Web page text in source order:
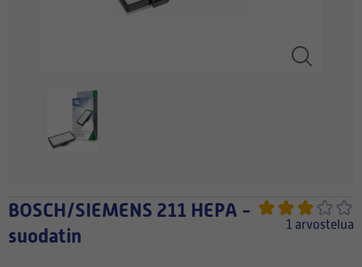
BOSCH/SIEMENS 211 HEPA -
suodatin
1 arvostelua